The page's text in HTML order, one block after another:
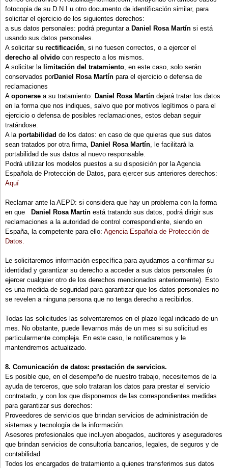
fotocopia de su D.N.I u otro documento de identificación similar, para
solicitar el ejercicio de los siguientes derechos:
a sus datos personales: podrá preguntar a Daniel Rosa Martín si está
usando sus datos personales.
A solicitar su rectificación, si no fuesen correctos, o a ejercer el
derecho al olvido con respecto a los mismos.
A solicitar la limitación del tratamiento, en este caso, solo serán
conservados porDaniel Rosa Martín para el ejercicio o defensa de
reclamaciones
A oponerse a su tratamiento: Daniel Rosa Martín dejará tratar los datos
en la forma que nos indiques, salvo que por motivos legítimos o para el
ejercicio o defensa de posibles reclamaciones, estos deban seguir
tratándose.
A la portabilidad de los datos: en caso de que quieras que sus datos
sean tratados por otra firma, Daniel Rosa Martín, le facilitará la
portabilidad de sus datos al nuevo responsable.
Podrá utilizar los modelos puestos a su disposición por la Agencia
Española de Protección de Datos, para ejercer sus anteriores derechos:
Aquí
Reclamar ante la AEPD: si considera que hay un problema con la forma
en que
Daniel Rosa Martín está tratando sus datos, podrá dirigir sus
reclamaciones a la autoridad de control correspondiente, siendo en
España, la competente para ello: Agencia Española de Protección de
Datos.
Le solicitaremos información específica para ayudarnos a confirmar su
identidad y garantizar su derecho a acceder a sus datos personales (o
ejercer cualquier otro de los derechos mencionados anteriormente). Esto
es una medida de seguridad para garantizar que los datos personales no
se revelen a ninguna persona que no tenga derecho a recibirlos.
Todas las solicitudes las solventaremos en el plazo legal indicado de un
mes. No obstante, puede llevarnos más de un mes si su solicitud es
particularmente compleja. En este caso, le notificaremos y le
mantendremos actualizado.
8. Comunicación de datos: prestación de servicios.
Es posible que, en el desempeño de nuestro trabajo, necesitemos de la
ayuda de terceros, que solo trataran los datos para prestar el servicio
contratado, y con los que disponemos de las correspondientes medidas
para garantizar sus derechos:
Proveedores de servicios que brindan servicios de administración de
sistemas y tecnología de la información.
Asesores profesionales que incluyen abogados, auditores y aseguradores
que brindan servicios de consultoría bancarios, legales, de seguros y de
contabilidad
Todos los encargados de tratamiento a quienes transferimos sus datos